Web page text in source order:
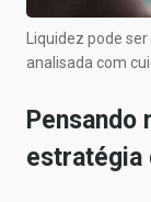
Liquidez pode
analisada com
Pensando
estratégia